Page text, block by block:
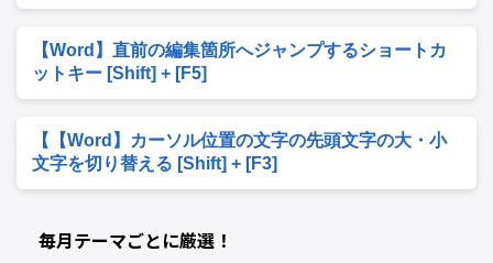
【Word】直前の編集箇所へジャンプするショートカ
ットキー [Shift] + [F5]
【【Word】カーソル位置の文字の先頭文字の大・小
文字を切り替える [Shift] + [F3]
毎月テーマごとに厳選！